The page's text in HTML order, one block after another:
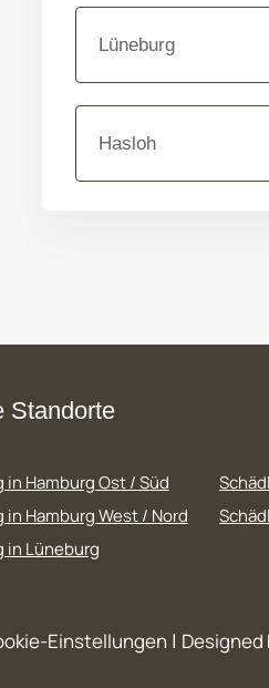
Lüneburg
Hasloh
Standorte
Hamburg Ost / Süd
Hamburg West / Nord
in Lüneburg
Einstellungen | Designed